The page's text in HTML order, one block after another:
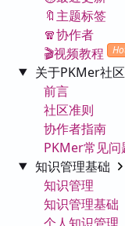
🔖主题标签
🧣协作者
🎬视频教程
关于PKMer社区
前言
社区准则
协作者指南
PKMer常见问
知识管理基础
知识管理
知识管理基础
个人知识管理